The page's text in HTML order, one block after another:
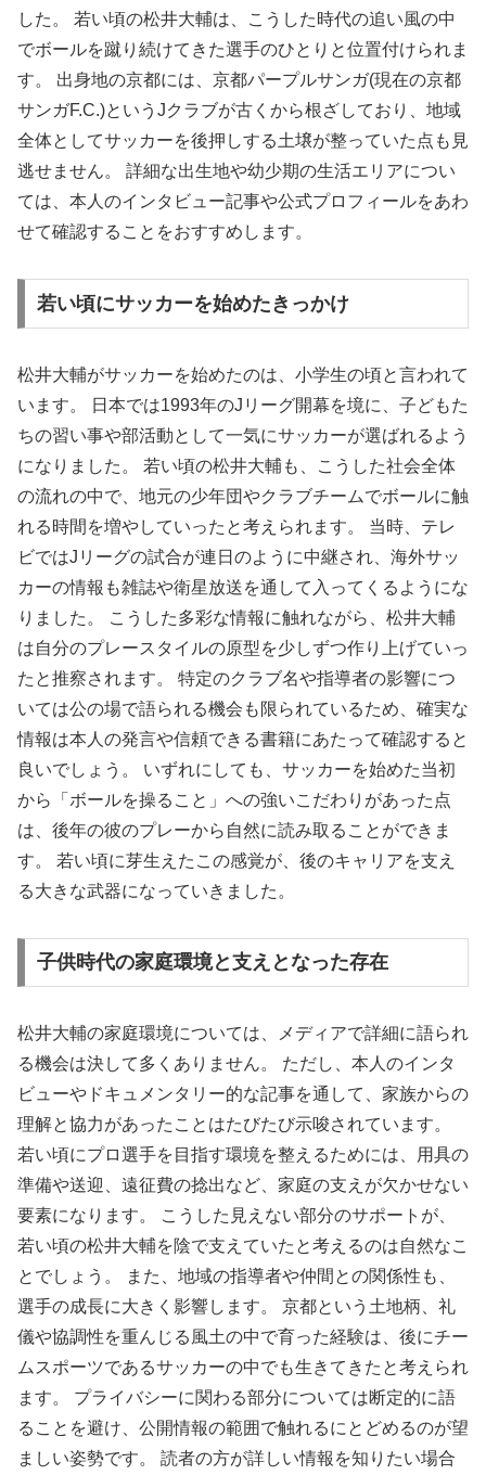
した。 若い頃の松井大輔は、こうした時代の追い風の中
でボールを蹴り続けてきた選手のひとりと位置付けられま
す。 出身地の京都には、京都パープルサンガ(現在の京都
サンガF.C.)というJクラブが古くから根ざしており、地域
全体としてサッカーを後押しする土壌が整っていた点も見
逃せません。 詳細な出生地や幼少期の生活エリアについ
ては、本人のインタビュー記事や公式プロフィールをあわ
せて確認することをおすすめします。
若い頃にサッカーを始めたきっかけ
松井大輔がサッカーを始めたのは、小学生の頃と言われて
います。 日本では1993年のJリーグ開幕を境に、子どもた
ちの習い事や部活動として一気にサッカーが選ばれるよう
になりました。 若い頃の松井大輔も、こうした社会全体
の流れの中で、地元の少年団やクラブチームでボールに触
れる時間を増やしていったと考えられます。 当時、テレ
ビではJリーグの試合が連日のように中継され、海外サッ
カーの情報も雑誌や衛星放送を通して入ってくるようにな
りました。 こうした多彩な情報に触れながら、松井大輔
は自分のプレースタイルの原型を少しずつ作り上げていっ
たと推察されます。 特定のクラブ名や指導者の影響につ
いては公の場で語られる機会も限られているため、確実な
情報は本人の発言や信頼できる書籍にあたって確認すると
良いでしょう。 いずれにしても、サッカーを始めた当初
から「ボールを操ること」への強いこだわりがあった点
は、後年の彼のプレーから自然に読み取ることができま
す。 若い頃に芽生えたこの感覚が、後のキャリアを支え
る大きな武器になっていきました。
子供時代の家庭環境と支えとなった存在
松井大輔の家庭環境については、メディアで詳細に語られ
る機会は決して多くありません。 ただし、本人のインタ
ビューやドキュメンタリー的な記事を通して、家族からの
理解と協力があったことはたびたび示唆されています。
若い頃にプロ選手を目指す環境を整えるためには、用具の
準備や送迎、遠征費の捻出など、家庭の支えが欠かせない
要素になります。 こうした見えない部分のサポートが、
若い頃の松井大輔を陰で支えていたと考えるのは自然なこ
とでしょう。 また、地域の指導者や仲間との関係性も、
選手の成長に大きく影響します。 京都という土地柄、礼
儀や協調性を重んじる風土の中で育った経験は、後にチー
ムスポーツであるサッカーの中でも生きてきたと考えられ
ます。 プライバシーに関わる部分については断定的に語
ることを避け、公開情報の範囲で触れるにとどめるのが望
ましい姿勢です。 読者の方が詳しい情報を知りたい場合